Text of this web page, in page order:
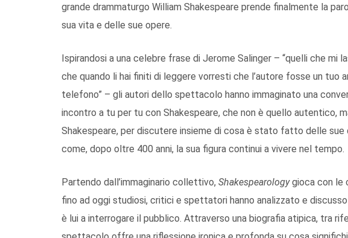
grande drammaturgo William Shakespeare prende finalmente la
sua vita e delle sue opere.
Ispirandosi a una celebre frase di Jerome Salinger – “quelli che mi
che quando li hai finiti di leggere vorresti che l’autore fosse un tuo
telefono” – gli autori dello spettacolo hanno immaginato una
incontro a tu per tu con Shakespeare, che non è quello autentico,
Shakespeare, per discutere insieme di cosa è stato fatto delle sue
come, dopo oltre 400 anni, la sua figura continui a vivere nel tempo.
Partendo dall’immaginario collettivo, Shakespearologygioca con le
fino ad oggi studiosi, critici e spettatori hanno analizzato e
è lui a interrogare il pubblico. Attraverso una biografia atipica, tra